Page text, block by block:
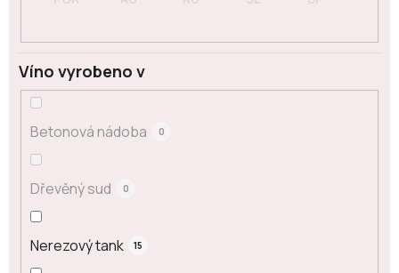
Víno vyrobeno v
Betonová nádoba 0
Dřevěný sud 0
Nerezový tank 15